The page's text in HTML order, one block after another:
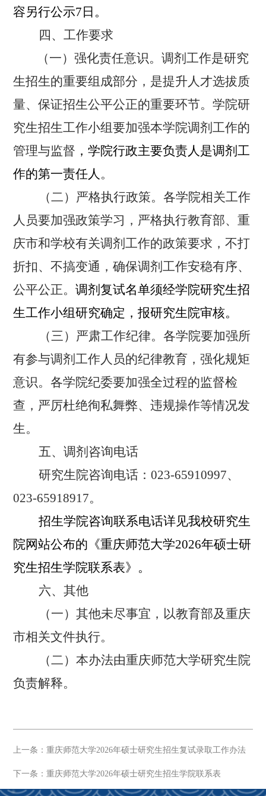
容另行公示7 日。
四、工作要求
（一）强化责任意识。调剂工作是研究
生招生的重要组成部分，是提升人才选拔质
量、保证招生公平公正的重要环节。学院研
究生招生工作小组要加强本学院调剂工作的
管理与监督 ，学院行政主要负责人是调剂工
作的第一责任人 。
（二）严格执行政策。各学院相关工作
人员要加强政策学习，严格执行教育部、重
庆市和学校有关调剂工作的政策要求，不打
折扣、不搞变通，确保调剂工作安稳有序、
公平公正。调剂复试名单须经学院研究生招
生工作小组研究确定，报研究生院审核。
（三）严肃工作纪律。各学院要加强所
有参与调剂工作人员的纪律教育，强化规矩
意识。各学院纪委要加强全过程的监督检
查，严厉杜绝徇私舞弊、违规操作等情况发
生。
五、调剂咨询电话
研究生院咨询电话：023-65910997、
023-65918917。
招生学院咨询联系电话详见我校研究生
院网站公布的《重庆师范大学2026年硕士研
究生招生学院联系表》。
六、其他
（一）其他未尽事宜，以教育部及重庆
市相关文件执行。
（二）本办法由重庆师范大学研究生院
负责解释。
上一条：重庆师范大学2026年硕士研究生招生复试录取工作办法
下一条：重庆师范大学2026年硕士研究生招生学院联系表